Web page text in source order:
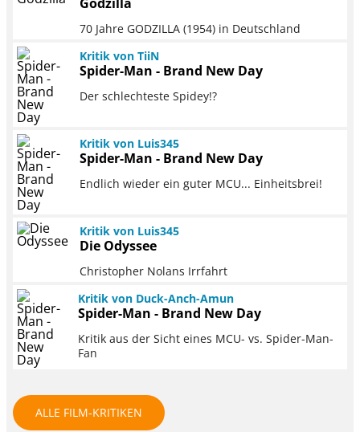
Godzilla
70 Jahre GODZILLA (1954) in Deutschland
Kritik von TiiN
Spider-Man - Brand New Day
Der schlechteste Spidey!?
Kritik von Luis345
Spider-Man - Brand New Day
Endlich wieder ein guter MCU... Einheitsbrei!
Kritik von Luis345
Die Odyssee
Christopher Nolans Irrfahrt
Kritik von Duck-Anch-Amun
Spider-Man - Brand New Day
Kritik aus der Sicht eines MCU- vs. Spider-Man-
Fan
ALLE FILM-KRITIKEN